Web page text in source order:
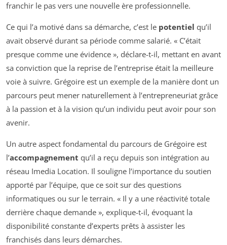
franchir le pas vers une nouvelle ère professionnelle.
Ce qui l’a motivé dans sa démarche, c’est le potentiel qu’il
avait observé durant sa période comme salarié. « C’était
presque comme une évidence », déclare-t-il, mettant en avant
sa conviction que la reprise de l’entreprise était la meilleure
voie à suivre. Grégoire est un exemple de la manière dont un
parcours peut mener naturellement à l’entrepreneuriat grâce
à la passion et à la vision qu’un individu peut avoir pour son
avenir.
Un autre aspect fondamental du parcours de Grégoire est
l’accompagnement qu’il a reçu depuis son intégration au
réseau Imedia Location. Il souligne l’importance du soutien
apporté par l’équipe, que ce soit sur des questions
informatiques ou sur le terrain. « Il y a une réactivité totale
derrière chaque demande », explique-t-il, évoquant la
disponibilité constante d’experts prêts à assister les
franchisés dans leurs démarches.